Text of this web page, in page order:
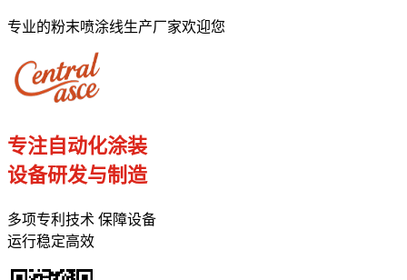
专业的粉末喷涂线生产厂家欢迎您
专注自动化涂装
设备研发与制造
多项专利技术 保障设备
运行稳定高效